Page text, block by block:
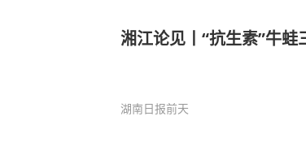
湘江论见丨“抗生素”牛蛙
湖南日报前天